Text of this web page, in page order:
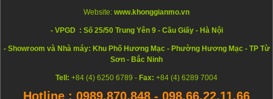
Website: www.khonggianmo.vn
- VPGD : Số 25/50 Trung Yên 9 - Cầu Giấy - Hà Nội
- Showroom và Nhà máy: Khu Phố Hương Mạc - Phường Hương Mạc - TP Từ
Sơn - Bắc Ninh
Tell: +84 (4) 6250 6789 - Fax: +84 (4) 6289 7004
Hotline : 0989.870.848 - 098.66.22.11.66